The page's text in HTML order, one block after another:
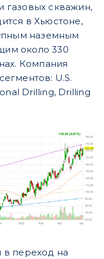
газовых скважин,
в Хьюстоне,
наземным
около 330
Компания
U.S.
Drilling, Drilling
в переход на